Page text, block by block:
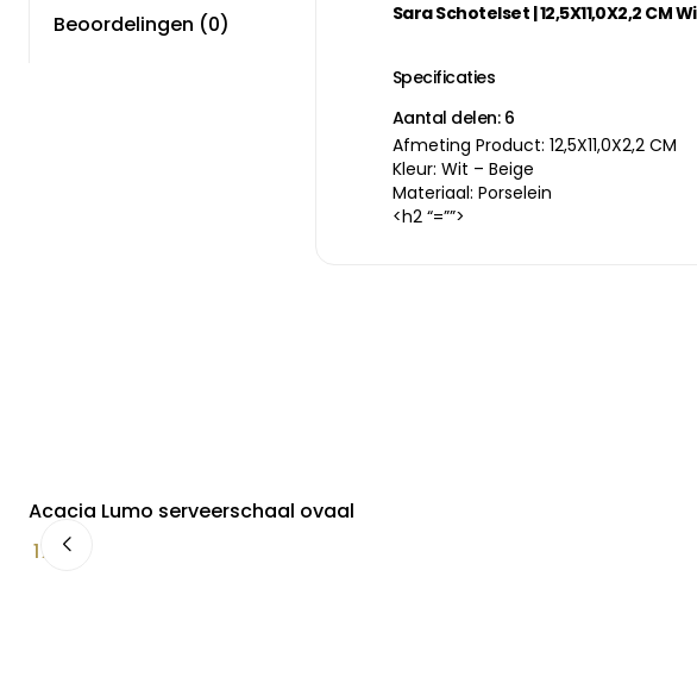
Beoordelingen (0)
Sara Schotelset | 12,5X11,0X2,2 CM
Specificaties
Aantal delen: 6
Afmeting Product: 12,5X11,0X2,2 CM
Kleur: Wit – Beige
Materiaal: Porselein
<h2 “=””>
Acacia Lumo serveerschaal ovaal
17,90